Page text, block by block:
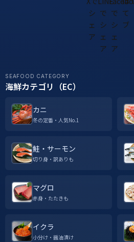
SEAFOOD CATEGORY
海鮮カテゴリ（EC）
カニ
冬の定番・人気No.1
鮭・サーモン
切り身・訳ありも
マグロ
赤身・たたきも
イクラ
小分け・醤油漬け